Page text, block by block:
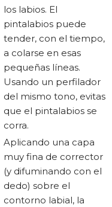
los labios. El
pintalabios puede
tender, con el tiempo,
a colarse en esas
pequeñas líneas.
Usando un perfilador
del mismo tono, evitas
que el pintalabios se
corra.
Aplicando una capa
muy fina de corrector
(y difuminando con el
dedo) sobre el
contorno labial, la